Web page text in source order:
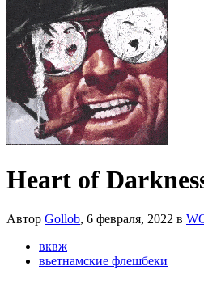
Heart of
Автор Gollob, 6 февраля, 2022 в
вквж
вьетнамские флешбеки